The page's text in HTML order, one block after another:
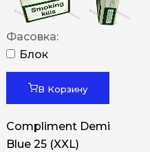
Фасовка:
Блок
В Корзину
Compliment Demi
Blue 25 (XXL)